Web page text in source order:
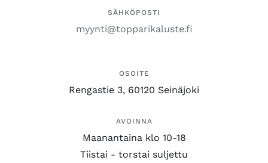
SÄHKÖPOSTI
myynti@topparikaluste.fi
OSOITE
Rengastie 3, 60120 Seinäjoki
AVOINNA
Maanantaina klo 10-18
Tiistai - torstai suljettu